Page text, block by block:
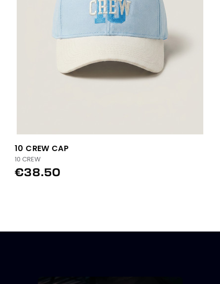
10 CREW CAP
10 CREW
€38.50